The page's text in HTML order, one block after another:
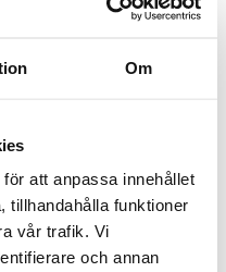
Om
att anpassa innehållet
tillhandahålla funktioner
vår trafik. Vi
och annan
An error report has
the website. If the
a moment or
browser.